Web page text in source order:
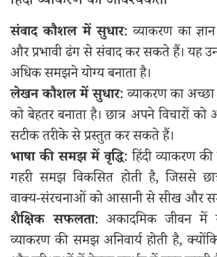
संवाद कौशल में सुधार: व्याकरण का
और प्रभावी ढंग से संवाद कर सकते हैं। यह
अधिक समझने योग्य बनाता है।
लेखन कौशल में सुधार: व्याकरण का
को बेहतर बनाता है। छात्र अपने विचारों
सटीक तरीके से प्रस्तुत कर सकते हैं।
भाषा की समझ में वृद्धि: हिंदी व्याकरण
गहरी समझ विकसित होती है, जिससे
वाक्य-संरचनाओं को आसानी से सीख और
शैक्षिक सफलता: अकादमिक जीवन
व्याकरण की समझ अनिवार्य होती है,